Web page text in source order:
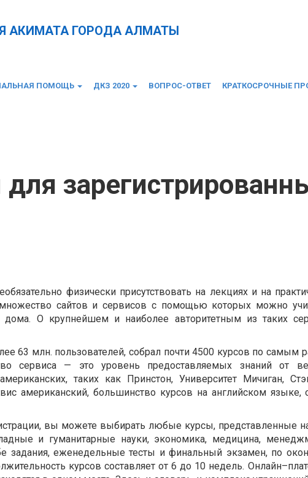
АКИМАТА ГОРОДА АЛМАТЫ
ПОМОЩЬ ДКЗ 2020 ВОПРОС-ОТВЕТ КРАТКОСРОЧНЫЕ
физически присутствовать на лекциях и на
сайтов и сервисов с помощью которых можно
дома. О крупнейшем и наиболее авторитетным из таких
63 млн. пользователей, собрал почти 4500 курсов по самым
сервиса — это уровень предоставляемых знаний от
таких как Принстон, Университет Мичиган,
американский, большинство курсов на английском языке,
вы можете выбирать любые курсы, представленные
и гуманитарные науки, экономика, медицина,
задания, еженедельные тесты и финальный экзамен, по
курсов составляет от 6 до 10 недель.